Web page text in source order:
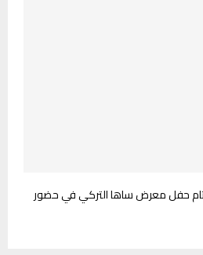
ختام حفل معرض ساها التركي في حضور